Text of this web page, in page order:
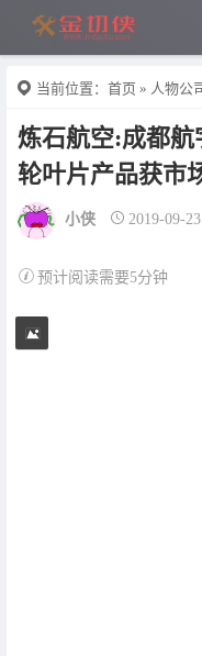
当前位置： 首页 » 人物公
炼石航空:成都
轮叶片产品获市
小侠 2019-09-23
预计阅读需要5分钟